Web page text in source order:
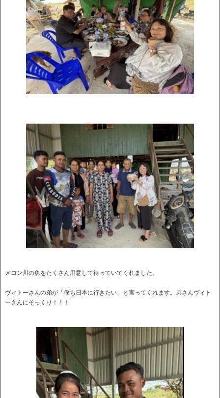
メコン川の魚をたくさん用意して待っていてくれました。
ヴィトーさんの弟が「僕も日本に行きたい」と言ってくれます。弟さんヴィト
ーさんにそっくり！！！